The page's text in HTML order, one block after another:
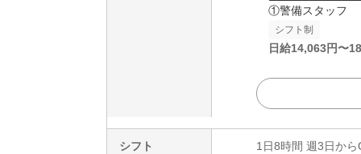
①警備スタッフ
シフト制
日給14,063円〜
シフト
1日8時間 週3日から